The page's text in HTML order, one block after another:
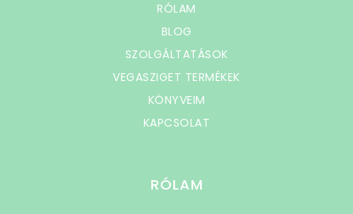
RÓLAM
BLOG
SZOLGÁLTATÁSOK
VEGASZIGET TERMÉKEK
KÖNYVEIM
KAPCSOLAT
RÓLAM